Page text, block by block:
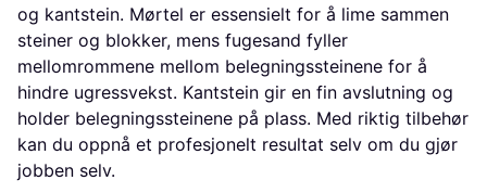
og kantstein. Mørtel er essensielt for å lime sammen
steiner og blokker, mens fugesand fyller
mellomrommene mellom belegningssteinene for å
hindre ugressvekst. Kantstein gir en fin avslutning og
holder belegningssteinene på plass. Med riktig tilbehør
kan du oppnå et profesjonelt resultat selv om du gjør
jobben selv.